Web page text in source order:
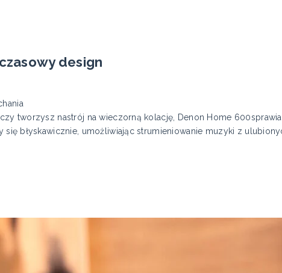
design
tworzysz nastrój na wieczorną kolację, Denon Home
się błyskawicznie, umożliwiając strumieniowanie muzyki z